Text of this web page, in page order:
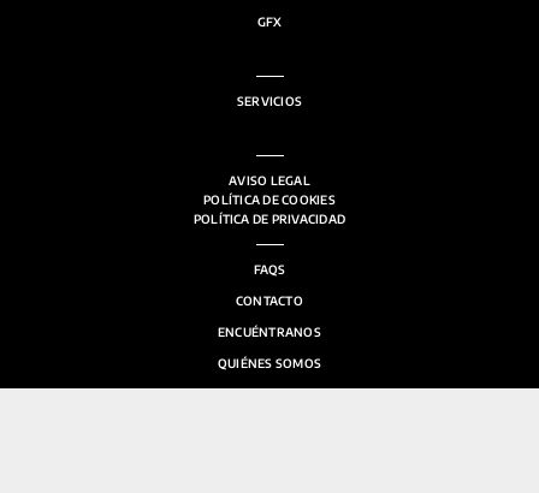
GFX
SERVICIOS
AVISO LEGAL
POLÍTICA DE COOKIES
POLÍTICA DE PRIVACIDAD
FAQS
CONTACTO
ENCUÉNTRANOS
QUIÉNES SOMOS